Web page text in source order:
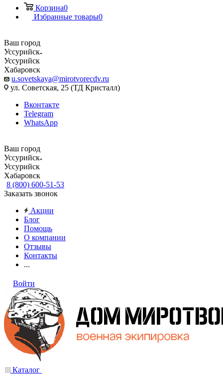
Корзина0
Избранные товары0
Ваш город
Уссурийск
Уссурийск
Хабаровск
u.sovetskaya@mirotvorecdv.ru
ул. Советская, 25 (ТД Кристалл)
Вконтакте
Telegram
WhatsApp
Ваш город
Уссурийск
Уссурийск
Хабаровск
8 (800) 600-51-53
Заказать звонок
Акции
Блог
Помощь
О компании
Отзывы
Контакты
...
Войти
Каталог